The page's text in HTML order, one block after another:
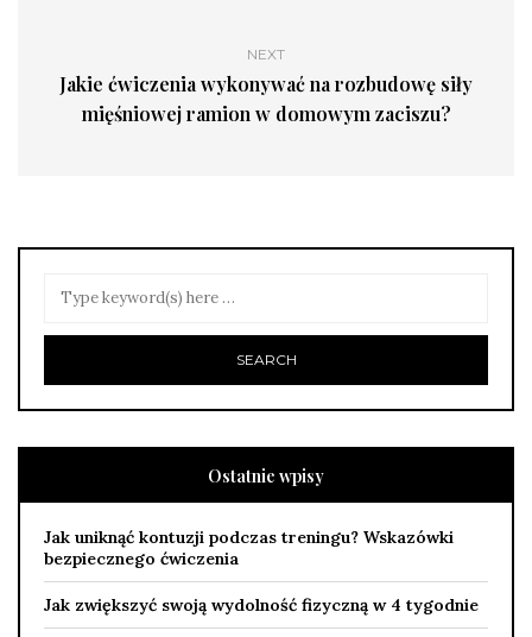
NEXT
Jakie ćwiczenia wykonywać na rozbudowę siły
mięśniowej ramion w domowym zaciszu?
Ostatnie wpisy
Jak uniknąć kontuzji podczas treningu? Wskazówki
bezpiecznego ćwiczenia
Jak zwiększyć swoją wydolność fizyczną w 4 tygodnie